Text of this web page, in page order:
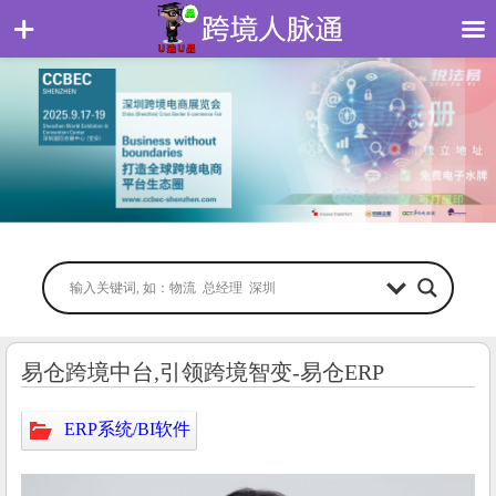
易仓跨境中台,引领跨境智变-易仓ERP
ERP系统/BI软件